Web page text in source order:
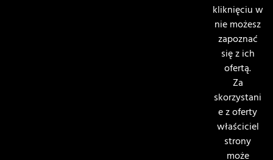
kliknięciu w
nie możesz
zapoznać
się z ich
ofertą.
Za
skorzystani
e z oferty
właściciel
strony